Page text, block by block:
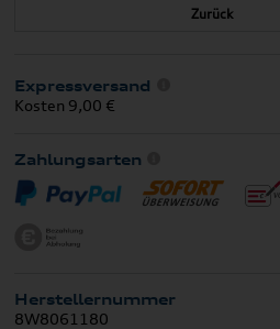
Zurück
Expressversand
Kosten 9,00 €
Zahlungsarten
Herstellernummer
8W8061180